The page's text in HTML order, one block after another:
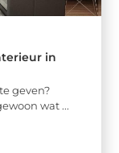
in
geven?
wat ...